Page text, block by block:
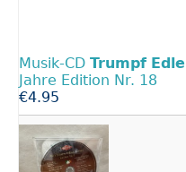
Musik-CD Trumpf Edle
Jahre Edition Nr. 18
€4.95